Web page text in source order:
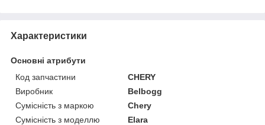
Характеристики
Основні атрибути
Код запчастини
CHERY
Виробник
Belbogg
Сумісність з маркою
Chery
Сумісність з моделлю
Elara